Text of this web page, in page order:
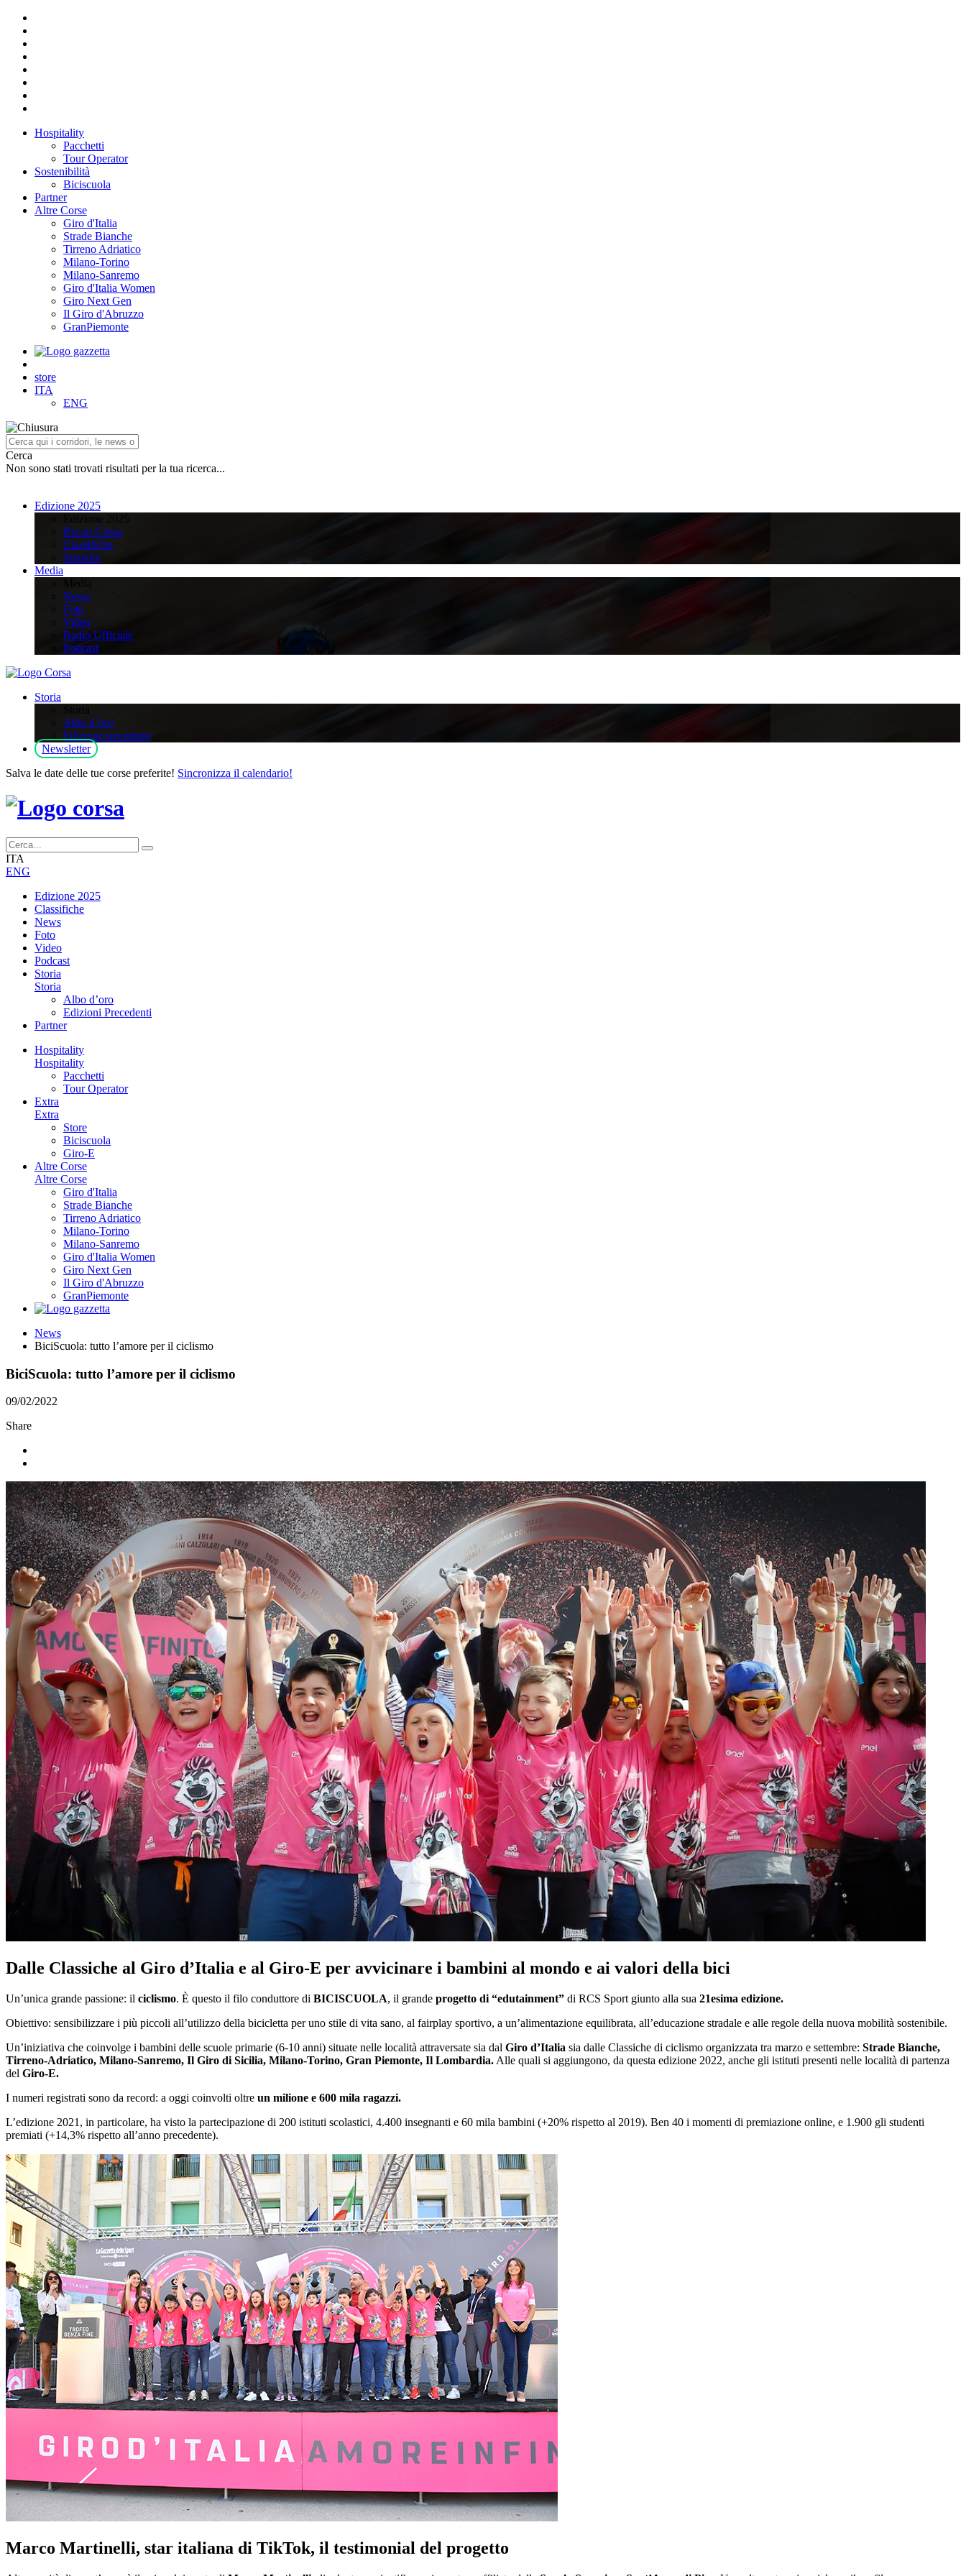
Hospitality
Pacchetti
Tour Operator
Sostenibilità
Biciscuola
Partner
Altre Corse
Giro d'Italia
Strade Bianche
Tirreno Adriatico
Milano-Torino
Milano-Sanremo
Giro d'Italia Women
Giro Next Gen
Il Giro d'Abruzzo
GranPiemonte
store
ITA
ENG
Cerca
Non sono stati trovati risultati per la tua ricerca...
Edizione 2025
Recap Corsa
Classifiche
Squadre
Media
News
Foto
Video
Radio Ufficiale
Podcast
Storia
Albo d’oro
Edizioni precedenti
Newsletter
Salva le date delle tue corse preferite! Sincronizza il calendario!
ITA
ENG
Edizione 2025
Classifiche
News
Foto
Video
Podcast
Storia
Storia
Albo d’oro
Edizioni Precedenti
Partner
Hospitality
Hospitality
Pacchetti
Tour Operator
Extra
Extra
Store
Biciscuola
Giro-E
Altre Corse
Altre Corse
Giro d'Italia
Strade Bianche
Tirreno Adriatico
Milano-Torino
Milano-Sanremo
Giro d'Italia Women
Giro Next Gen
Il Giro d'Abruzzo
GranPiemonte
News
BiciScuola: tutto l’amore per il ciclismo
BiciScuola: tutto l’amore per il ciclismo
09/02/2022
Share
Dalle Classiche al Giro d’Italia e al Giro-E per avvicinare i bambini al mondo e ai valori della bici
Un’unica grande passione: il ciclismo. È questo il filo conduttore di BICISCUOLA, il grande progetto di “edutainment” di RCS Sport giunto alla sua 21esima edizione.
Obiettivo: sensibilizzare i più piccoli all’utilizzo della bicicletta per uno stile di vita sano, al fairplay sportivo, a un’alimentazione equilibrata, all’educazione stradale e alle regole della nuova mobilità sostenibile.
Un’iniziativa che coinvolge i bambini delle scuole primarie (6-10 anni) situate nelle località attraversate sia dal Giro d’Italia sia dalle Classiche di ciclismo organizzata tra marzo e settembre: Strade Bianche,
Tirreno-Adriatico, Milano-Sanremo, Il Giro di Sicilia, Milano-Torino, Gran Piemonte, Il Lombardia. Alle quali si aggiungono, da questa edizione 2022, anche gli istituti presenti nelle località di partenza
del Giro-E.
I numeri registrati sono da record: a oggi coinvolti oltre un milione e 600 mila ragazzi.
L’edizione 2021, in particolare, ha visto la partecipazione di 200 istituti scolastici, 4.400 insegnanti e 60 mila bambini (+20% rispetto al 2019). Ben 40 i momenti di premiazione online, e 1.900 gli studenti
premiati (+14,3% rispetto all’anno precedente).
Marco Martinelli, star italiana di TikTok, il testimonial del progetto